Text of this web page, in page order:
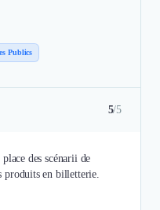
Publics
5/5
des scénarii de
produits en billetterie.